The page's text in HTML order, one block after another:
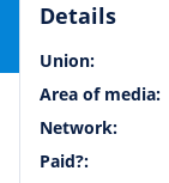
Details
Union:
Area of media:
Network:
Paid?: